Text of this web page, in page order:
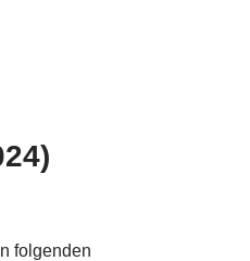
folgenden